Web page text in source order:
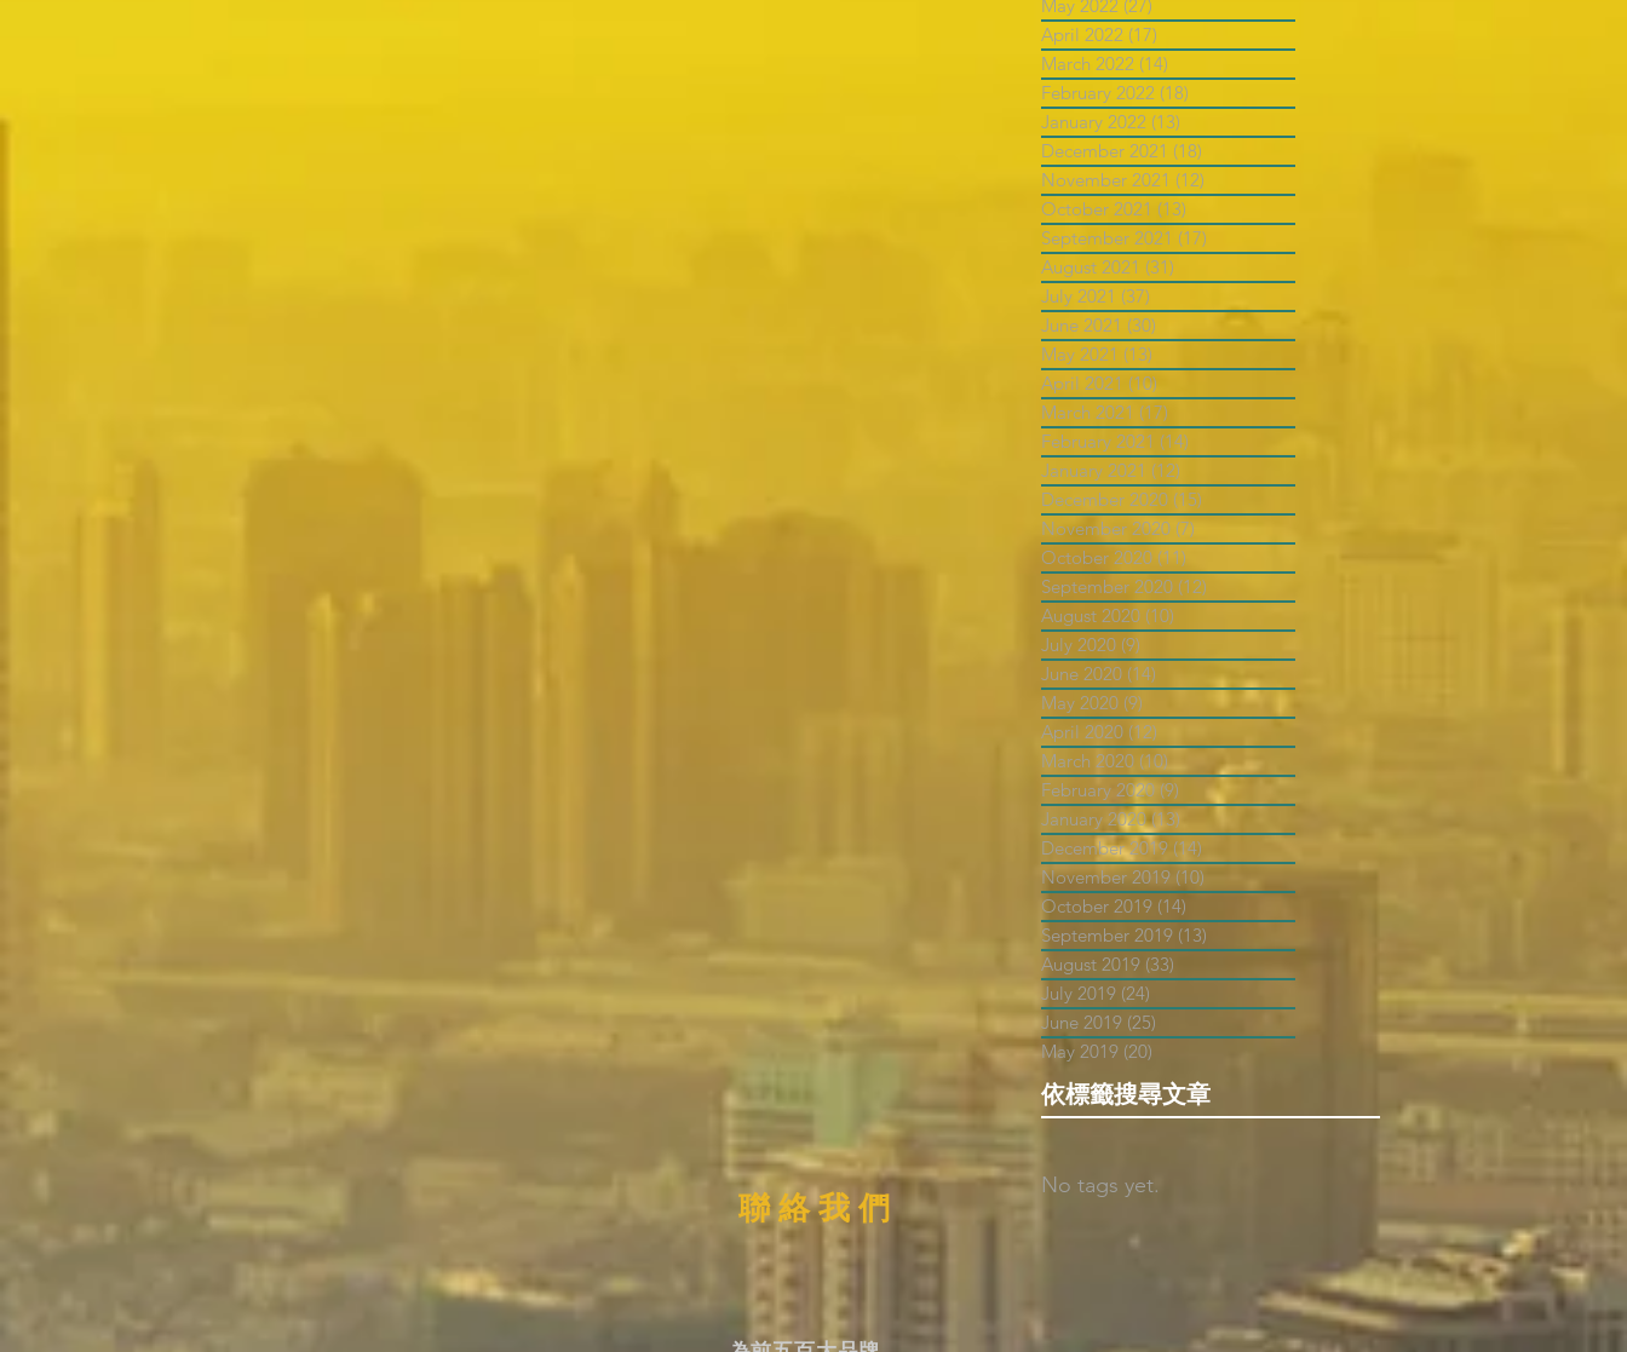
May 2022 (27)
April 2022 (17)
March 2022 (14)
February 2022 (18)
January 2022 (13)
December 2021 (18)
November 2021 (12)
October 2021 (13)
September 2021 (17)
August 2021 (31)
July 2021 (37)
June 2021 (30)
May 2021 (13)
April 2021 (10)
March 2021 (17)
February 2021 (14)
January 2021 (12)
December 2020 (15)
November 2020 (7)
October 2020 (11)
September 2020 (12)
August 2020 (10)
July 2020 (9)
June 2020 (14)
May 2020 (9)
April 2020 (12)
March 2020 (10)
February 2020 (9) 9 posts
January 2020 (13)
December 2019 (14)
November 2019 (10)
October 2019 (14)
September 2019 (13)
August 2019 (33)
July 2019 (24)
June 2019 (25)
May 2019 (20)
依標籤搜尋文章
No tags yet.
聯 絡 我 們